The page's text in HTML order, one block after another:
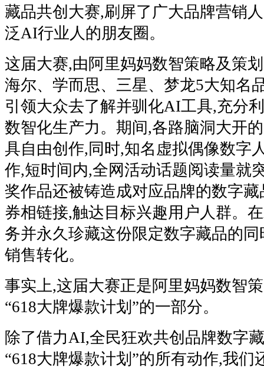
藏品共创大赛,刷屏了广大品牌营销
泛AI行业人的朋友圈。
这届大赛,由阿里妈妈数智策略及策
海尔、学而思、三星、梦龙5大知名
引领大众去了解并驯化AI工具,充分
数智化生产力。期间,各路脑洞大开
具自由创作,同时,知名虚拟偶像数字
作,短时间内,全网活动话题阅读量就
奖作品还被铸造成对应品牌的数字
券相链接,触达目标兴趣用户人群。
务并永久珍藏这份限定数字藏品的
销售转化。
事实上,这届大赛正是阿里妈妈数智
“618大牌爆款计划”的一部分。
除了借力AI,全民狂欢共创品牌数字
“618大牌爆款计划”的所有动作,我们